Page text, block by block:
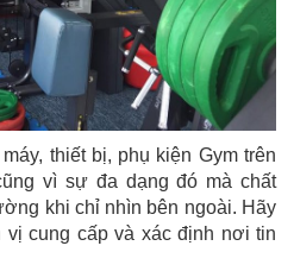
thiết bị, phụ kiện Gym trên
vì sự đa dạng đó mà chất
khi chỉ nhìn bên ngoài. Hãy
vị cung cấp và xác định nơi tin